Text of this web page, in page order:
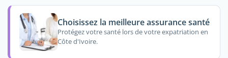
Choisissez la meilleure assurance santé
Protégez votre santé lors de votre expatriation en
Côte d'Ivoire.